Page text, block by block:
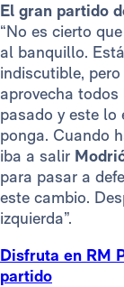
El gran partido
“No es cierto
al banquillo.
indiscutible,
aprovecha
pasado y este lo
ponga. Cuando
iba a salir
para pasar a
este cambio.
izquierda”.
Disfruta en RM
partido